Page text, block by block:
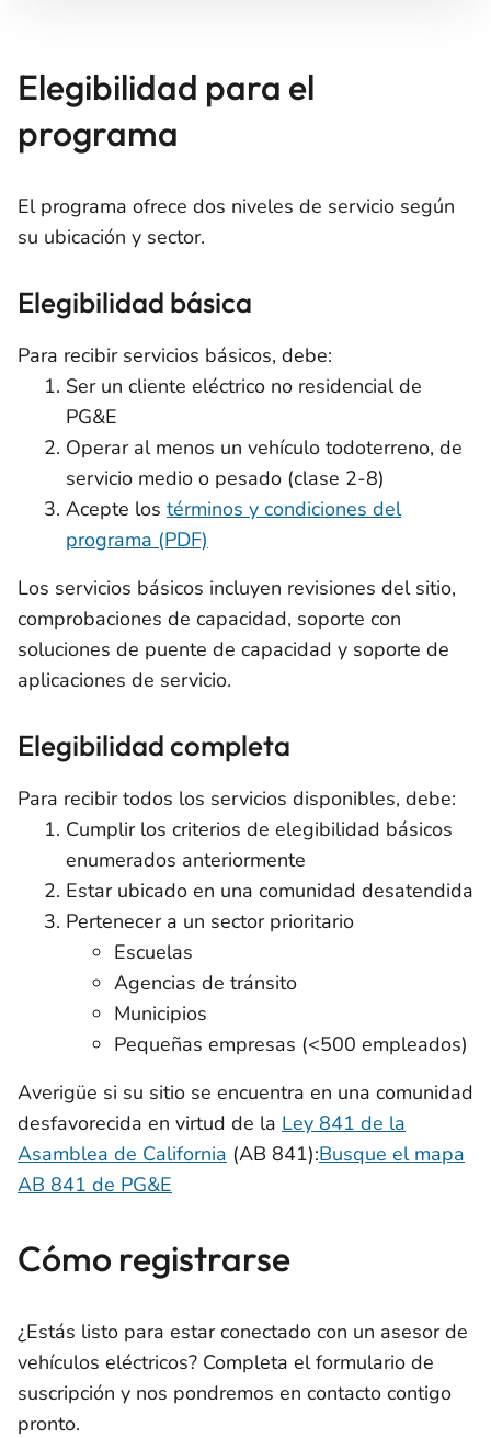
Elegibilidad para el
programa
El programa ofrece dos niveles de servicio según
su ubicación y sector.
Elegibilidad básica
Para recibir servicios básicos, debe:
Ser un cliente eléctrico no residencial de
PG&E
Operar al menos un vehículo todoterreno, de
servicio medio o pesado (clase 2-8)
Acepte los términos y condiciones del
programa (PDF)
Los servicios básicos incluyen revisiones del sitio,
comprobaciones de capacidad, soporte con
soluciones de puente de capacidad y soporte de
aplicaciones de servicio.
Elegibilidad completa
Para recibir todos los servicios disponibles, debe:
Cumplir los criterios de elegibilidad básicos
enumerados anteriormente
Estar ubicado en una comunidad desatendida
Pertenecer a un sector prioritario
Escuelas
Agencias de tránsito
Municipios
Pequeñas empresas (<500 empleados)
Averigüe si su sitio se encuentra en una comunidad
desfavorecida en virtud de la Ley 841 de la
Asamblea de California (AB 841):Busque el mapa
AB 841 de PG&E
Cómo registrarse
¿Estás listo para estar conectado con un asesor de
vehículos eléctricos? Completa el formulario de
suscripción y nos pondremos en contacto contigo
pronto.